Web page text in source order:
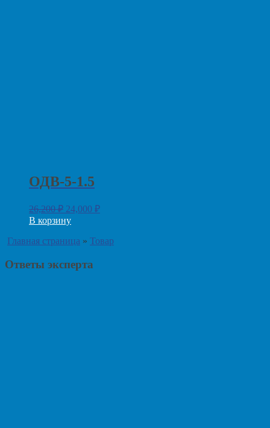
ОДВ-5-1.5
26,200₽ 24,000 ₽
В корзину
Главная страница » Товар
Ответы эксперта